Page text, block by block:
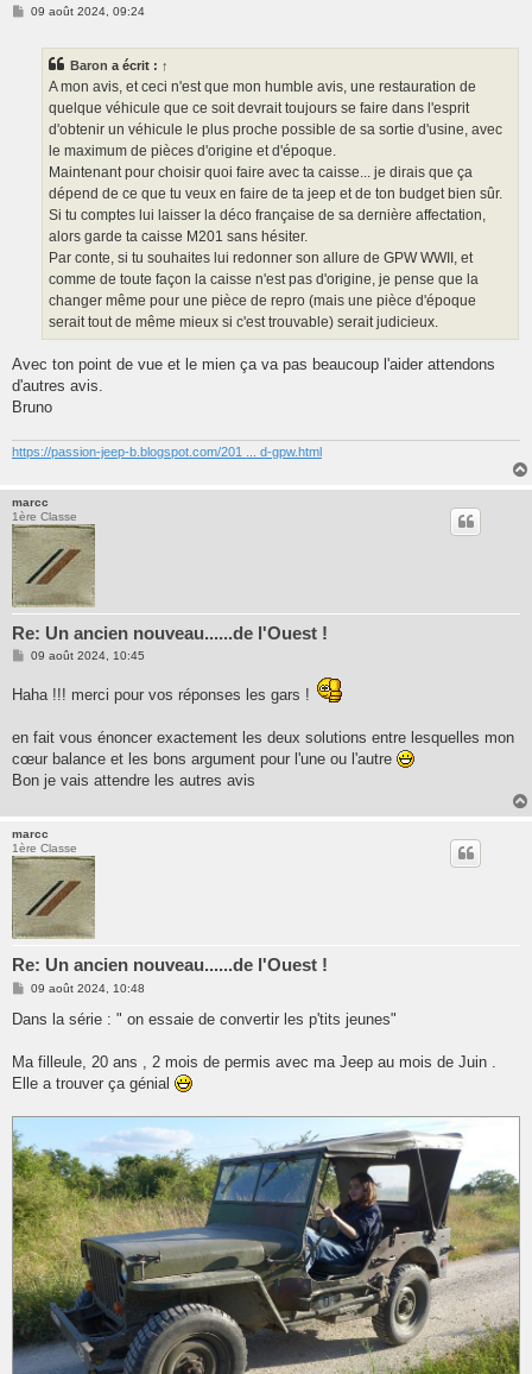
M09 août 2024, 09:24
Baron a écrit : ↑
A mon avis, et ceci n'est que mon humble avis, une restauration de
quelque véhicule que ce soit devrait toujours se faire dans l'esprit
d'obtenir un véhicule le plus proche possible de sa sortie d'usine, avec
le maximum de pièces d'origine et d'époque.
Maintenant pour choisir quoi faire avec ta caisse... je dirais que ça
dépend de ce que tu veux en faire de ta jeep et de ton budget bien sûr.
Si tu comptes lui laisser la déco française de sa dernière affectation,
alors garde ta caisse M201 sans hésiter.
Par conte, si tu souhaites lui redonner son allure de GPW WWII, et
comme de toute façon la caisse n'est pas d'origine, je pense que la
changer même pour une pièce de repro (mais une pièce d'époque
serait tout de même mieux si c'est trouvable) serait judicieux.
Avec ton point de vue et le mien ça va pas beaucoup l'aider attendons
d'autres avis.
Bruno
https://passion-jeep-b.blogspot.com/201 ... d-gpw.html
marcc
1ère Classe
Re: Un ancien nouveau......de l'Ouest !
M
s
e
09 août 2024, 10:45
Haha !!! merci pour vos réponses les gars !
en fait vous énoncer exactement les deux solutions entre lesquelles mon
cœur balance et les bons argument pour l'une ou l'autre
Bon je vais attendre les autres avis
marcc
1ère Classe
Re: Un ancien nouveau......de l'Ouest !
M
s
g
09 août 2024, 10:48
Dans la série : " on essaie de convertir les p'tits jeunes"
Ma filleule, 20 ans , 2 mois de permis avec ma Jeep au mois de Juin .
Elle a trouver ça génial